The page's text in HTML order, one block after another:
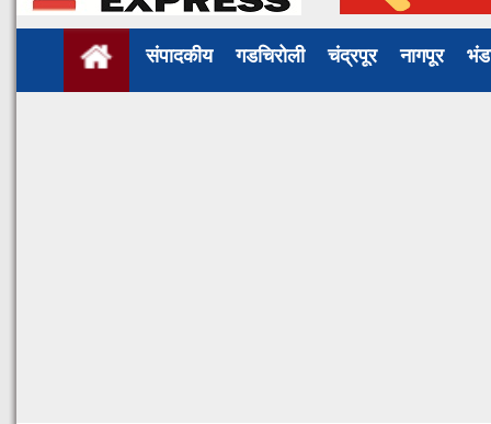
संपादकीय गडचिरोली चंद्रपूर नागपूर